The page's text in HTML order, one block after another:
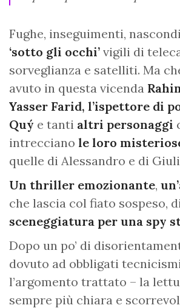
Fughe, inseguimenti,
‘sotto gli occhi’ vigili di
sorveglianza e satelliti. Ma
avuto in questa vicenda
Yasser Farid, l’ispettore di
Quý e tanti altri personaggi
intrecciano le loro
quelle di Alessandro e di
Un thriller emozionante,
che lascia col fiato sospeso,
sceneggiatura per una spy
Dopo un po’ di
dovuto ad obbligati
l’argomento trattato – la
sempre più chiara e